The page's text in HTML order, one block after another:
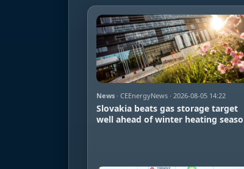
News · CEEnergyNews · 2026-08-05 14:22
Slovakia beats gas storage target
well ahead of winter heating